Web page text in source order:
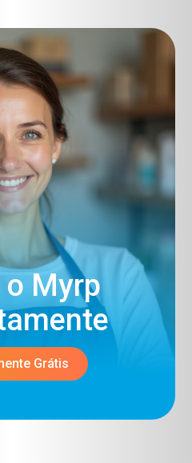
o Myrp
Grátis